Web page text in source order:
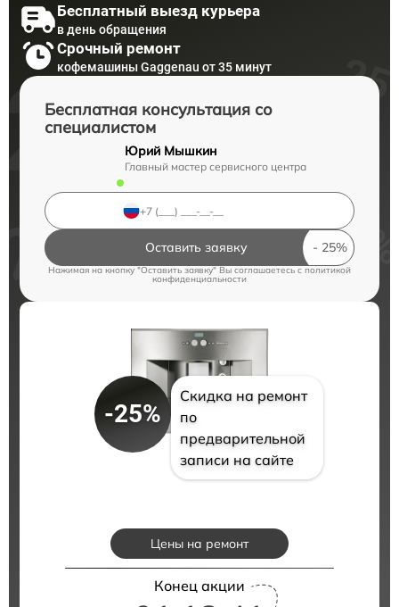
Бесплатный выезд курьера
в день обращения
Срочный ремонт
кофемашины Gaggenau от 35 минут
Бесплатная консультация со
специалистом
Юрий Мышкин
Главный мастер сервисного центра
Оставить заявку
Нажимая на кнопку "Оставить заявку" Вы соглашаетесь cполитикой
конфиденциальности
-25%
Скидка на ремонт
по
предварительной
записи на сайте
Цены на ремонт
Конец акции